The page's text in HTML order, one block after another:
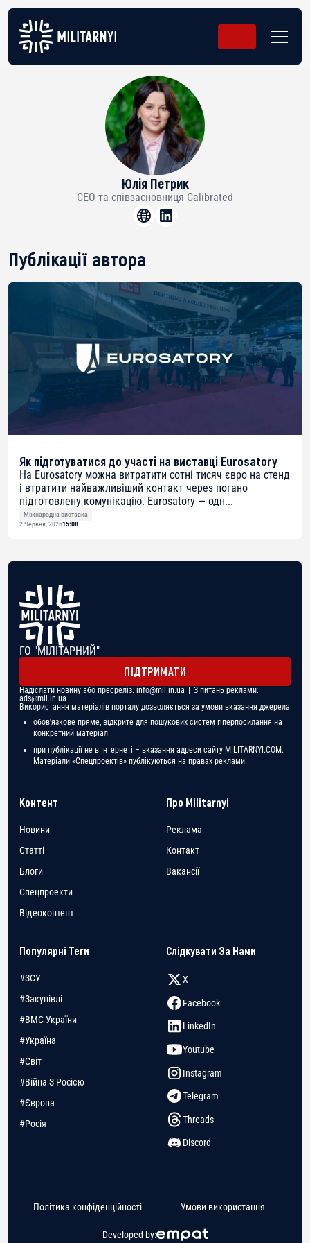
Юлія Петрик
CEO та співзасновниця Calibrated
Публікації автора
Як підготуватися до участі на виставці Eurosatory
На Eurosatory можна витратити сотні тисяч євро на стенд
і втратити найважливіший контакт через погано
підготовлену комунікацію. Eurosatory — одн...
Міжнародна виставка
2 Червня, 202615:08
ГО "МІЛІТАРНИЙ"
ПІДТРИМАТИ
Надіслати новину або пресреліз: info@mil.in.ua | З питань реклами:
ads@mil.in.ua
Використання матеріалів порталу дозволяється за умови вказання джерела
обов'язкове пряме, відкрите для пошукових систем гіперпосилання на
конкретний матеріал
при публікації не в Інтернеті – вказання адреси сайту MILITARNYI.COM.
Матеріали «Спецпроектів» публікуються на правах реклами.
Контент
Новини
Статті
Блоги
Спецпроекти
Відеоконтент
Про Militarnyi
Реклама
Контакт
Вакансії
Популярні Теги
#ЗСУ
#Закупівлі
#ВМС України
#Україна
#Світ
#Війна З Росією
#Європа
#Росія
Слідкувати За Нами
X
Facebook
LinkedIn
Youtube
Instagram
Telegram
Threads
Discord
Developed by:
Політика конфіденційності Умови використання